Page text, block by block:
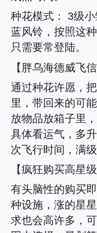
种花模式： 3级
蓝风铃，按照这
只需要常登陆。
【胖乌海德威飞
通过种花许愿，
里，带回来的可
放物品放箱子里
具体看运气，多
次飞行时间，满
【疯狂购买高星
有头脑性的购买
种设施，涨的星
求也会高许多，